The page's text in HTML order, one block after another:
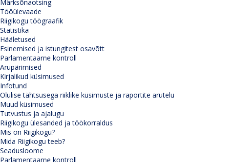
Märksõnaotsing
Tööülevaade
Riigikogu töögraafik
Statistika
Hääletused
Esinemised ja istungitest osavõtt
Parlamentaarne kontroll
Arupärimised
Kirjalikud küsimused
Infotund
Olulise tähtsusega riiklike küsimuste ja raportite arutelu
Muud küsimused
Tutvustus ja ajalugu
Riigikogu ülesanded ja töökorraldus
Mis on Riigikogu?
Mida Riigikogu teeb?
Seadusloome
Parlamentaarne kontroll